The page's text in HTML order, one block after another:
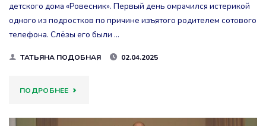
детского дома «Ровесник». Первый день омрачился истерикой
одного из подростков по причине изъятого родителем сотового
телефона. Слёзы его были …
ТАТЬЯНА ПОДОБНАЯ 02.04.2025
ПОДРОБНЕЕ"С